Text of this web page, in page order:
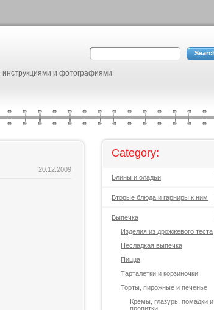
и фотографиями
20.12.2009
Category:
Блины и оладьи
Вторые блюда и гарниры к ним
Выпечка
Изделия из дрожжевого теста
Несладкая выпечка
Пицца
Тарталетки и корзиночки
Торты, пирожные и печенье
Кремы, глазурь, помадки и
пропитки